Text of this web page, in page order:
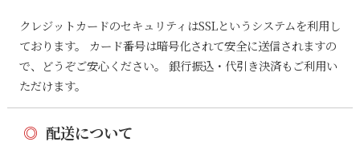
クレジットカードのセキュリティはSSLというシステムを利用し
ております。 カード番号は暗号化されて安全に送信されますの
で、どうぞご安心ください。 銀行振込・代引き決済もご利用い
ただけます。
◎ 配送について